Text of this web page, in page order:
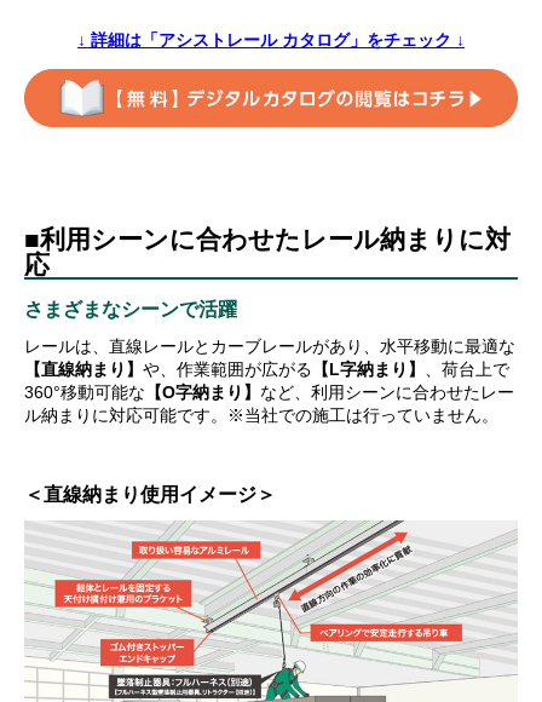
↓ 詳細は「アシストレール カタログ」をチェック ↓
■利用シーンに合わせたレール納まりに対
応
さまざまなシーンで活躍
レールは、直線レールとカーブレールがあり、水平移動に最適な
【直線納まり】 や、作業範囲が広がる 【L字納まり】
、荷台上で
360°移動可能な 【O字納まり】 など、利用シーンに合わせたレー
ル納まりに対応可能です。※当社での施工は行っていません。
＜直線納まり使用イメージ＞